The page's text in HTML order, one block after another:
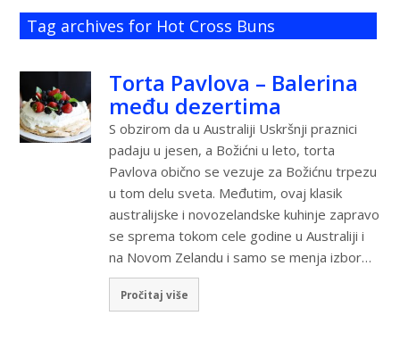
Tag archives for Hot Cross Buns
Torta Pavlova – Balerina
među dezertima
S obzirom da u Australiji Uskršnji praznici
padaju u jesen, a Božićni u leto, torta
Pavlova obično se vezuje za Božićnu trpezu
u tom delu sveta. Međutim, ovaj klasik
australijske i novozelandske kuhinje zapravo
se sprema tokom cele godine u Australiji i
na Novom Zelandu i samo se menja izbor…
Pročitaj više